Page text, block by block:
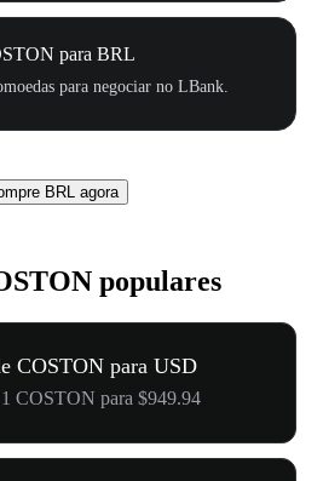
para BRL
para negociar no LBank.
BRL agora
populares
COSTON para USD
COSTON para $949.94